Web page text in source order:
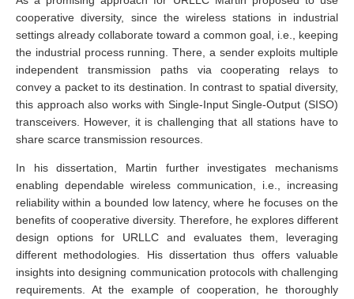
cooperative diversity, since the wireless stations in industrial
settings already collaborate toward a common goal, i.e., keeping
the industrial process running. There, a sender exploits multiple
independent transmission paths via cooperating relays to
convey a packet to its destination. In contrast to spatial diversity,
this approach also works with Single-Input Single-Output (SISO)
transceivers. However, it is challenging that all stations have to
share scarce transmission resources.
In his dissertation, Martin further investigates mechanisms
enabling dependable wireless communication, i.e., increasing
reliability within a bounded low latency, where he focuses on the
benefits of cooperative diversity. Therefore, he explores different
design options for URLLC and evaluates them, leveraging
different methodologies. His dissertation thus offers valuable
insights into designing communication protocols with challenging
requirements. At the example of cooperation, he thoroughly